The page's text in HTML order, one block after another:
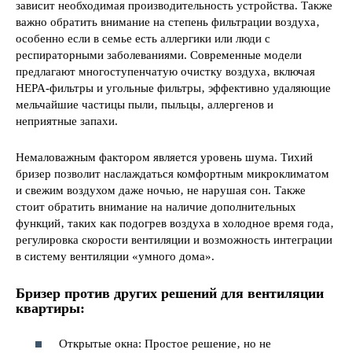
зависит необходимая производительность устройства. Также
важно обратить внимание на степень фильтрации воздуха‚
особенно если в семье есть аллергики или люди с
респираторными заболеваниями. Современные модели
предлагают многоступенчатую очистку воздуха‚ включая
HEPA-фильтры и угольные фильтры‚ эффективно удаляющие
мельчайшие частицы пыли‚ пыльцы‚ аллергенов и
неприятные запахи.
Немаловажным фактором является уровень шума. Тихий
бризер позволит наслаждаться комфортным микроклиматом
и свежим воздухом даже ночью‚ не нарушая сон. Также
стоит обратить внимание на наличие дополнительных
функций‚ таких как подогрев воздуха в холодное время года‚
регулировка скорости вентиляции и возможность интеграции
в систему вентиляции «умного дома».
Бризер против других решений для вентиляции
квартиры:
Открытые окна: Простое решение‚ но не